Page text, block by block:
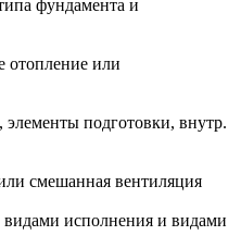
фундамента и
отопление или
подготовки, внутр.
смешанная вентиляция
исполнения и видами